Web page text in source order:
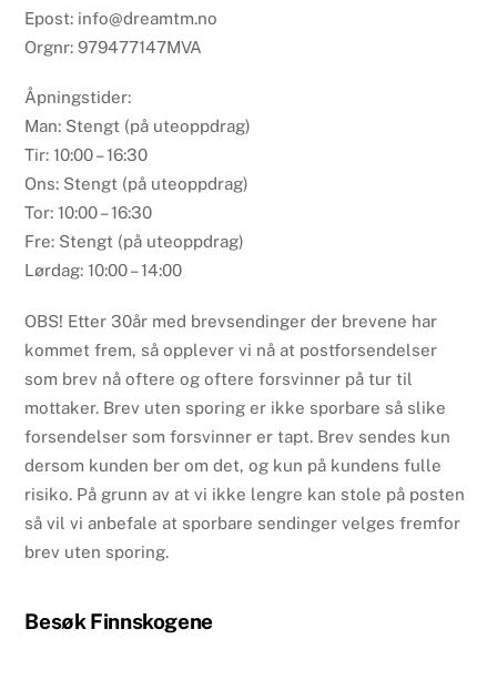
Epost: info@dreamtm.no
Orgnr: 979477147MVA
Åpningstider:
Man: Stengt (på uteoppdrag)
Tir: 10:00 – 16:30
Ons: Stengt (på uteoppdrag)
Tor: 10:00 – 16:30
Fre: Stengt (på uteoppdrag)
Lørdag: 10:00 – 14:00
OBS! Etter 30år med brevsendinger der brevene har
kommet frem, så opplever vi nå at postforsendelser
som brev nå oftere og oftere forsvinner på tur til
mottaker. Brev uten sporing er ikke sporbare så slike
forsendelser som forsvinner er tapt. Brev sendes kun
dersom kunden ber om det, og kun på kundens fulle
risiko. På grunn av at vi ikke lengre kan stole på posten
så vil vi anbefale at sporbare sendinger velges fremfor
brev uten sporing.
Besøk Finnskogene